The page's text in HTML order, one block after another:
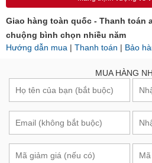
Giao hàng toàn quốc - Thanh toán
chuộng bình chọn nhiều năm
Hướng dẫn mua | Thanh toán | Bảo
MUA HÀNG